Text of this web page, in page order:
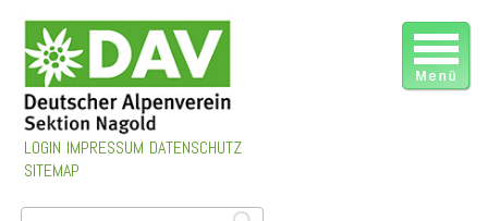
LOGIN IMPRESSUM DATENSCHUTZ
SITEMAP